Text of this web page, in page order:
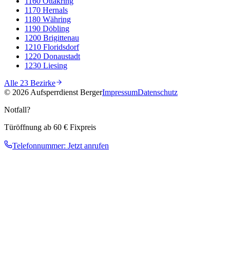
1170 Hernals
1180 Währing
1190 Döbling
1200 Brigittenau
1210 Floridsdorf
1220 Donaustadt
1230 Liesing
Alle 23 Bezirke
© 2026 Aufsperrdienst BergerImpressumDatenschutz
Notfall?
Türöffnung ab 60 € Fixpreis
Telefonnummer: Jetzt anrufen